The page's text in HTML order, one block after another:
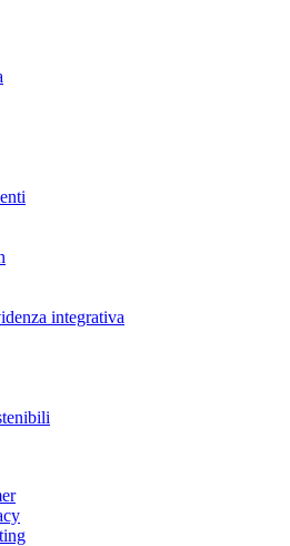
integrativa